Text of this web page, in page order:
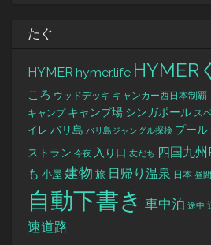
たぐ
HYMER hymer.life HYMER
ころ ウッドデッキ キャンカー西日本制覇
キャンプ キャンプ場 シンガポール ス
イレ バリ島 バリ島ジャングル探検 プール
ストラン 今夜 入り口 友だち 四国九州
も 小屋 建物 旅 日帰り温泉 日本 昼間
自動下書き 車中泊 途中
速道路